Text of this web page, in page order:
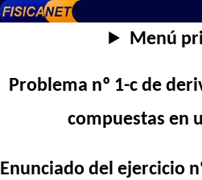
Menú
Problema nº 1-c de
compuestas en
Enunciado del ejercicio